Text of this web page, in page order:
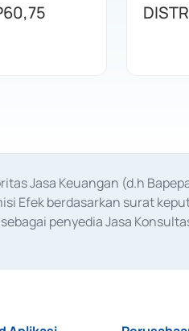
Jasa Keuangan (d.h
Efek berdasarkan surat
penyedia Jasa